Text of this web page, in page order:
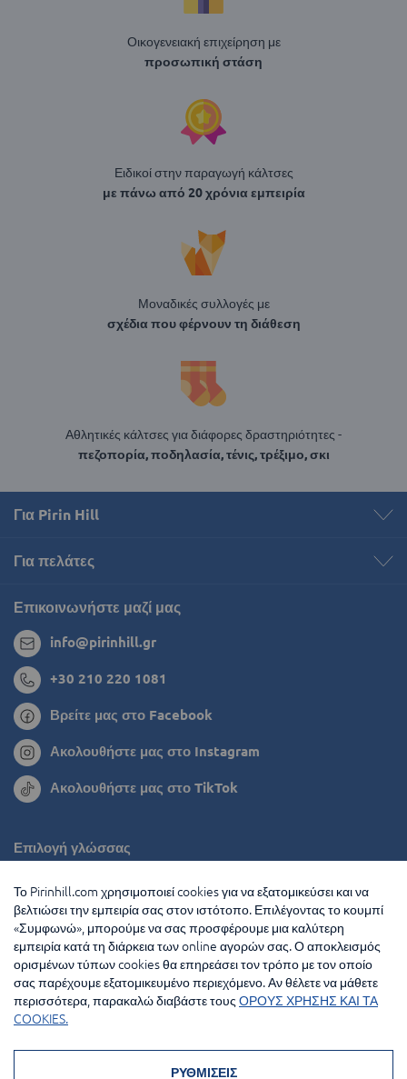
Οικογενειακή επιχείρηση με
προσωπική στάση
Ειδικοί στην παραγωγή κάλτσες
με πάνω από 20 χρόνια εμπειρία
Μοναδικές συλλογές με
σχέδια που φέρνουν τη διάθεση
Αθλητικές κάλτσες για διάφορες δραστηριότητες -
πεζοπορία, ποδηλασία, τένις, τρέξιμο, σκι
Για Pirin Hill
Για πελάτες
Επικοινωνήστε μαζί μας
info@pirinhill.gr
+30 210 220 1081
Βρείτε μας στο Facebook
Ακολουθήστε μας στο Instagram
Ακολουθήστε μας στο TikTok
Επιλογή γλώσσας
Ρουμανία
Βουλγαρία
Ολλανδία
Γαλλία
Μέθοδοι πληρωμής:
Το Pirinhill.com χρησιμοποιεί cookies για να εξατομικεύσει και να
βελτιώσει την εμπειρία σας στον ιστότοπο. Επιλέγοντας το κουμπί
«Συμφωνώ», μπορούμε να σας προσφέρουμε μια καλύτερη
εμπειρία κατά τη διάρκεια των online αγορών σας. Ο αποκλεισμός
ορισμένων τύπων cookies θα επηρεάσει τον τρόπο με τον οποίο
σας παρέχουμε εξατομικευμένο περιεχόμενο. Αν θέλετε να μάθετε
περισσότερα, παρακαλώ διαβάστε τους ΟΡΟΥΣ ΧΡΗΣΗΣ ΚΑΙ ΤΑ
COOKIES.
ΡΥΘΜΙΣΕΙΣ